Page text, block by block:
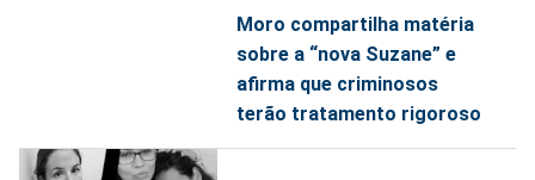
Moro compartilha matéria
sobre a “nova Suzane” e
afirma que criminosos
terão tratamento rigoroso